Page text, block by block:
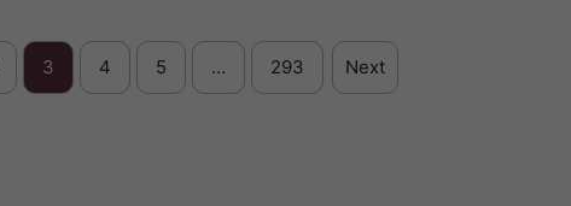
3 4 5 … 293 Next